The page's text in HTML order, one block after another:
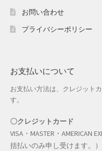
お問い合わせ
プライバシーポリシー
お支払いについて
お支払い方法は、クレジット
す。
〇クレジットカード
VISA・MASTER・AMERICAN
括払いのみ申し受けます。）